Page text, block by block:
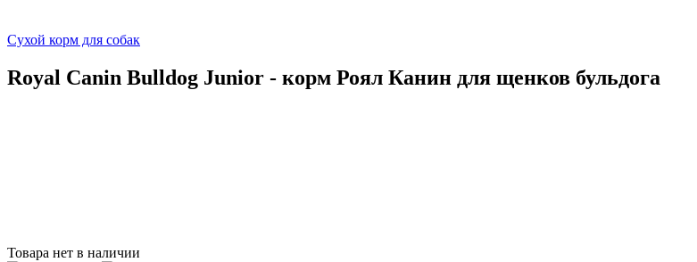
Сухой корм для собак
Royal Canin Bulldog Junior - корм Роял Канин для щенков бульдога
Товара нет в наличии